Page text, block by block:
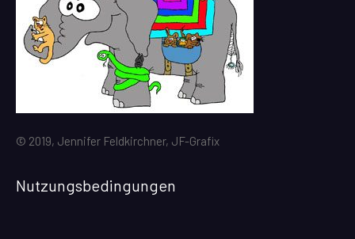
© 2019, Jennifer Feldkirchner, JF-Grafix
Nutzungsbedingungen